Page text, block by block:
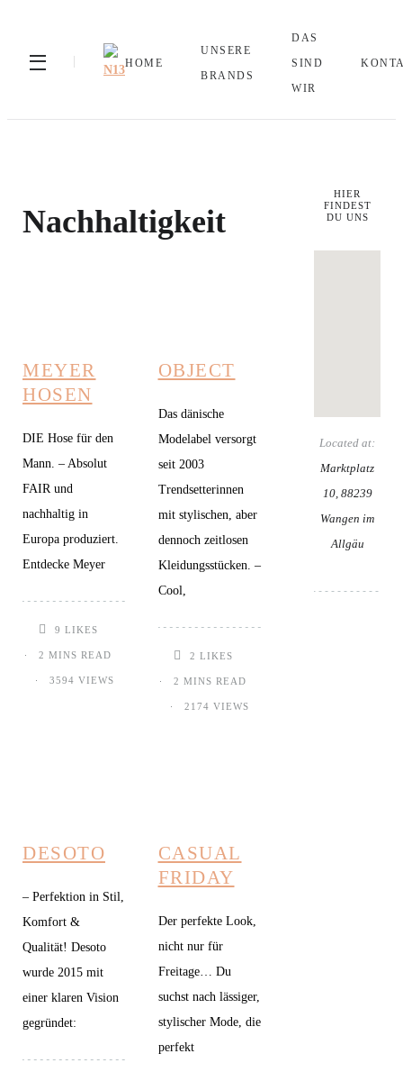
HOME
UNSERE
BRANDS
DAS
SIND
WIR
Nachhaltigkeit
MEYER
HOSEN
DIE Hose für den
Mann. – Absolut
FAIR und
nachhaltig in
Europa produziert.
Entdecke Meyer
9 LIKES
2 MINS READ
3594 VIEWS
OBJECT
Das dänische
Modelabel versorgt
seit 2003
Trendsetterinnen
mit stylischen, aber
dennoch zeitlosen
Kleidungsstücken. –
Cool,
2 LIKES
2 MINS READ
2174 VIEWS
DESOTO
– Perfektion in Stil,
Komfort &
Qualität! Desoto
wurde 2015 mit
einer klaren Vision
gegründet:
CASUAL
FRIDAY
Der perfekte Look,
nicht nur für
Freitage… Du
suchst nach lässiger,
stylischer Mode, die
perfekt
HIER
FINDEST
DU UNS
Located at:
Marktplatz
10, 88239
Wangen im
Allgäu